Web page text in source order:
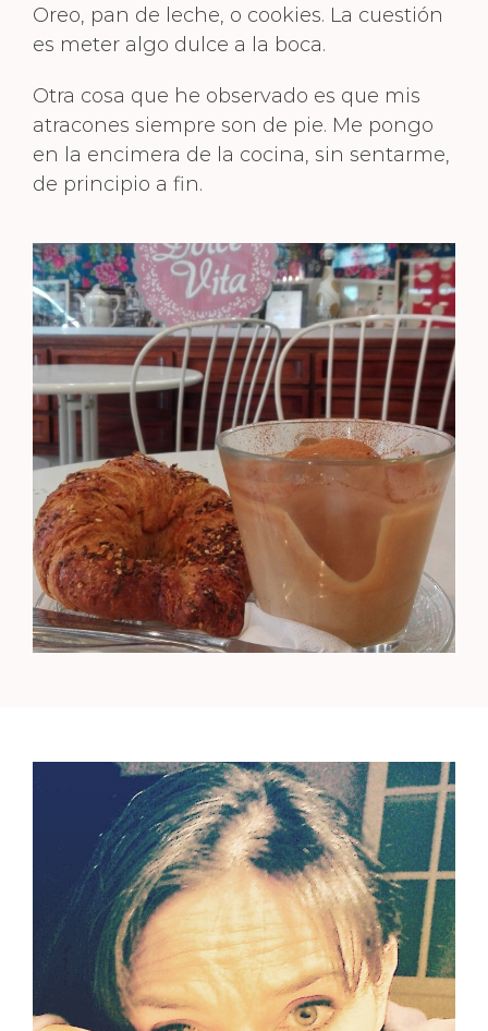
Oreo, pan de leche, o cookies. La cuestión
es meter algo dulce a la boca.
Otra cosa que he observado es que mis
atracones siempre son de pie. Me pongo
en la encimera de la cocina, sin sentarme,
de principio a fin.